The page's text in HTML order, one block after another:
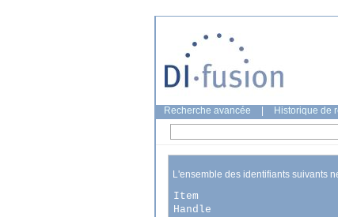
Recherche avancée Historique de
L'ensemble des identifiants suivants
Item
Handle